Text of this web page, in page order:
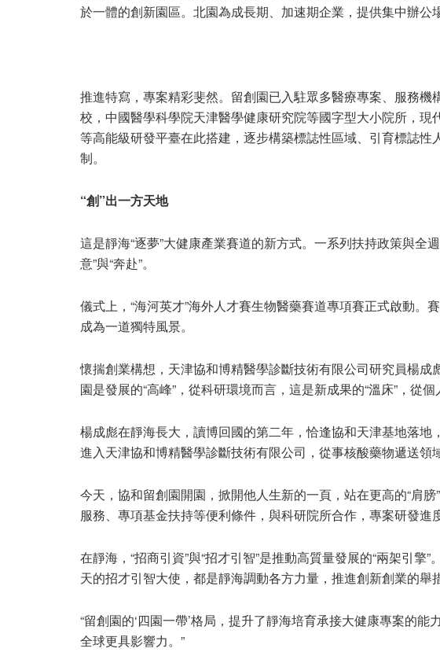
於一體的創新園區。北園為成長期、加速期企業，提供集中辦公
推進特寫，專案精彩斐然。留創園已入駐眾多醫療專案、服務機
校，中國醫學科學院天津醫學健康研究院等國字型大小院所，
等高能級研發平臺在此搭建，逐步構築標誌性區域、引育標誌
制。
“創”出一方天地
這是靜海“逐夢”大健康產業賽道的新方式。一系列扶持政策與全
意”與“奔赴”。
儀式上，“海河英才”海外人才賽生物醫藥賽道專項賽正式啟動。
成為一道獨特風景。
懷揣創業構想，天津協和博精醫學診斷技術有限公司研究員楊
園是發展的“高峰”，從科研環境而言，這是新成果的“溫床”，從個
楊成彪在靜海長大，讀博回國的第二年，恰逢協和天津基地落地
進入天津協和博精醫學診斷技術有限公司，從事核酸藥物遞送領
今天，協和留創園開園，掀開他人生新的一頁，站在更高的“肩
服務、專項基金扶持等便利條件，與科研院所合作，專案研發進
在靜海，“招商引資”與“招才引智”是推動高質量發展的“兩架引擎
天的招才引智大使，都是靜海調動各方力量，推進創新創業的舉措
“留創園的‘四園一帶’格局，提升了靜海培育承接大健康專案的
全球更具影響力。”